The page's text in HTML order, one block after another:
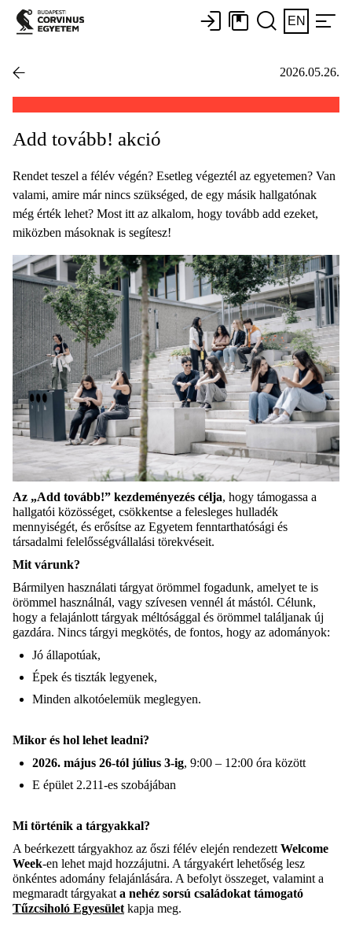
EN
2026.05.26.
Add tovább! akció
Rendet teszel a félév végén? Esetleg végeztél az egyetemen? Van
valami, amire már nincs szükséged, de egy másik hallgatónak
még érték lehet? Most itt az alkalom, hogy tovább add ezeket,
miközben másoknak is segítesz!
Az „Add tovább!” kezdeményezés célja, hogy támogassa a
hallgatói közösséget, csökkentse a felesleges hulladék
mennyiségét, és erősítse az Egyetem fenntarthatósági és
társadalmi felelősségvállalási törekvéseit.
Mit várunk?
Bármilyen használati tárgyat örömmel fogadunk, amelyet te is
örömmel használnál, vagy szívesen vennél át mástól. Célunk,
hogy a felajánlott tárgyak méltósággal és örömmel találjanak új
gazdára. Nincs tárgyi megkötés, de fontos, hogy az adományok:
Jó állapotúak,
Épek és tiszták legyenek,
Minden alkotóelemük meglegyen.
Mikor és hol lehet leadni?
2026. május 26-tól július 3-ig, 9:00 – 12:00 óra között
E épület 2.211-es szobájában
Mi történik a tárgyakkal?
A beérkezett tárgyakhoz az őszi félév elején rendezett Welcome
Week-en lehet majd hozzájutni. A tárgyakért lehetőség lesz
önkéntes adomány felajánlására. A befolyt összeget, valamint a
megmaradt tárgyakat a nehéz sorsú családokat támogató
Tűzcsiholó Egyesület kapja meg.